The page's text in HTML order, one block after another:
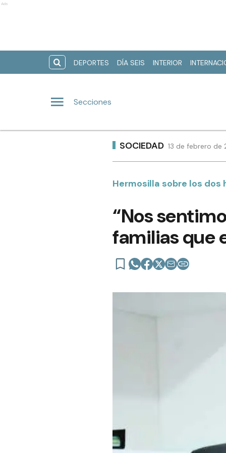
Ads
DEPORTES DÍA SEIS INTERIOR
Secciones
SOCIEDAD 13 de febrero
Hermosilla sobre los dos
“Nos
familias que